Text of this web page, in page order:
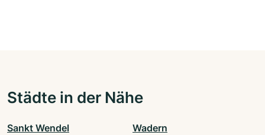
Städte in der Nähe
Sankt Wendel Wadern